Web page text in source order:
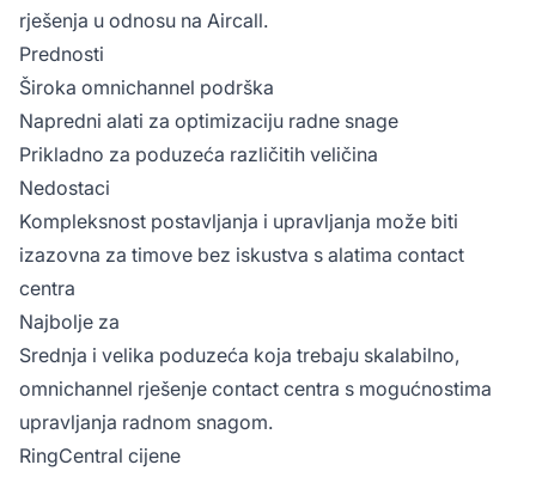
rješenja u odnosu na Aircall.
Prednosti
Široka omnichannel podrška
Napredni alati za optimizaciju radne snage
Prikladno za poduzeća različitih veličina
Nedostaci
Kompleksnost postavljanja i upravljanja može biti
izazovna za timove bez iskustva s alatima contact
centra
Najbolje za
Srednja i velika poduzeća koja trebaju skalabilno,
omnichannel rješenje contact centra s mogućnostima
upravljanja radnom snagom.
RingCentral cijene